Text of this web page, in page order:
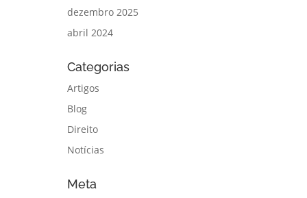
dezembro 2025
abril 2024
Categorias
Artigos
Blog
Direito
Notícias
Meta